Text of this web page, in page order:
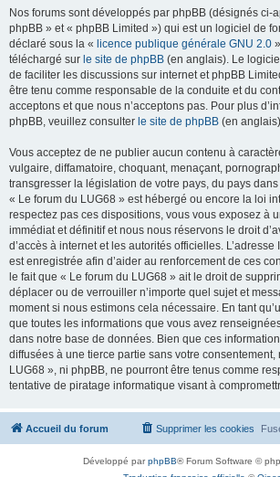
Nos forums sont développés par phpBB (désignés ci-
phpBB » et « phpBB Limited ») qui est un logiciel de
déclaré sous la « licence publique générale GNU 2.0
téléchargé sur le site de phpBB (en anglais). Le
de faciliter les discussions sur internet et phpBB
être tenu comme responsable de la conduite et du
acceptons et que nous n’acceptons pas. Pour plus
phpBB, veuillez consulter le site de phpBB (en anglais).
Vous acceptez de ne publier aucun contenu à
vulgaire, diffamatoire, choquant, menaçant,
transgresser la législation de votre pays, du pays
« Le forum du LUG68 » est hébergé ou encore la loi
respectez pas ces dispositions, vous vous exposez à
immédiat et définitif et nous nous réservons le droit
d’accès à internet et les autorités officielles.
est enregistrée afin d’aider au renforcement de ces
le fait que « Le forum du LUG68 » ait le droit de
déplacer ou de verrouiller n’importe quel sujet et
moment si nous estimons cela nécessaire. En tant
que toutes les informations que vous avez
dans notre base de données. Bien que ces
diffusées à une tierce partie sans votre consentement,
LUG68 », ni phpBB, ne pourront être tenus comme
tentative de piratage informatique visant à
Accueil du forum Supprimer les cookies
Développé parphpBB® Forum Software ©